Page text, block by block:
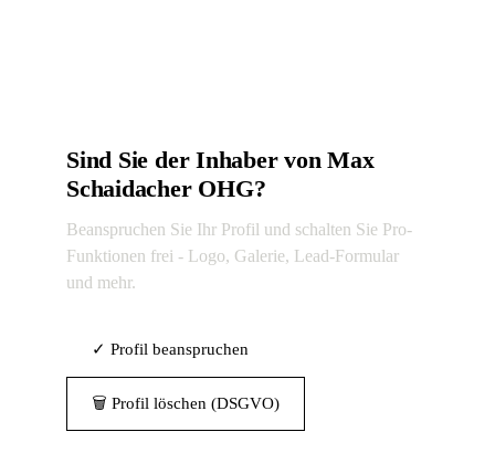
Sind Sie der Inhaber von Max
Schaidacher OHG?
Beanspruchen Sie Ihr Profil und schalten Sie Pro-
Funktionen frei - Logo, Galerie, Lead-Formular
und mehr.
✓ Profil beanspruchen
🗑 Profil löschen (DSGVO)